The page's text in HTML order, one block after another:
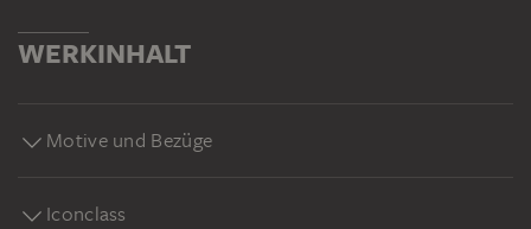
WERKINHALT
Motive und Bezüge
Iconclass